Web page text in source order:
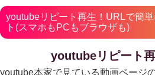
youtubeリピート再生！URLで簡
ト(スマホもPCもブラウザも)
youtubeリピート
youtube本家で見ている動画ページ